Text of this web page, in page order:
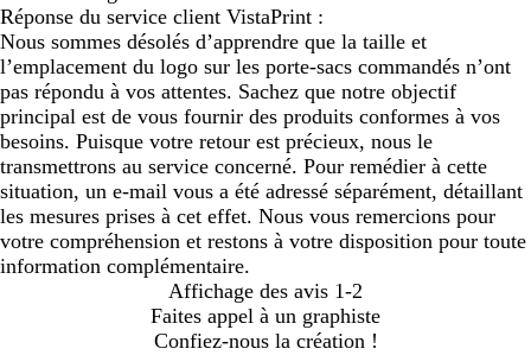
Réponse du service client VistaPrint :
Nous sommes désolés d’apprendre que la taille et
l’emplacement du logo sur les porte-sacs commandés n’ont
pas répondu à vos attentes. Sachez que notre objectif
principal est de vous fournir des produits conformes à vos
besoins. Puisque votre retour est précieux, nous le
transmettrons au service concerné. Pour remédier à cette
situation, un e-mail vous a été adressé séparément, détaillant
les mesures prises à cet effet. Nous vous remercions pour
votre compréhension et restons à votre disposition pour toute
information complémentaire.
Affichage des avis 1-2
Faites appel à un graphiste
Confiez-nous la création !